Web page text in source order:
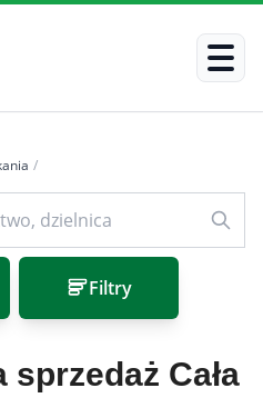
/
Filtry
Cała